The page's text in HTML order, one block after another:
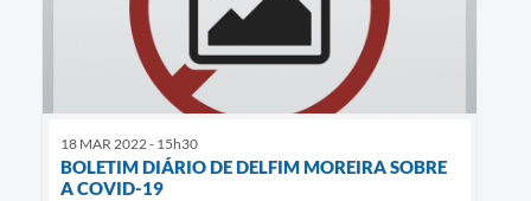
18 MAR 2022 - 15h30
BOLETIM DIÁRIO DE DELFIM MOREIRA SOBRE
A COVID-19